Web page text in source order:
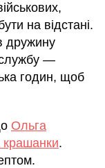
на відстані.
дружину
службу —
годин, щоб
Ольга
.